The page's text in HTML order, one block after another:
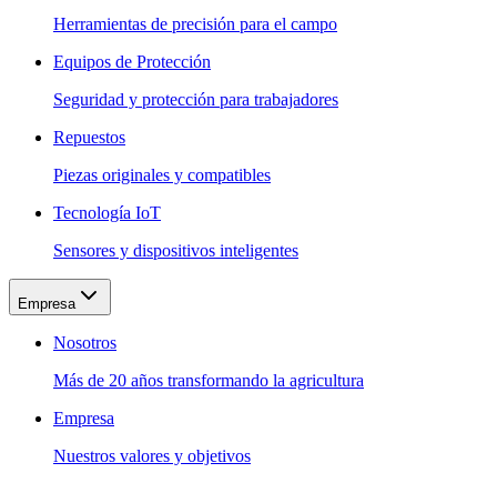
Herramientas de precisión para el campo
Equipos de Protección
Seguridad y protección para trabajadores
Repuestos
Piezas originales y compatibles
Tecnología IoT
Sensores y dispositivos inteligentes
Empresa
Nosotros
Más de 20 años transformando la agricultura
Empresa
Nuestros valores y objetivos